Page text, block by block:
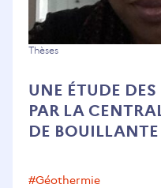
Une
des
fluides
produits
la
UNE ÉTUDE
PAR LA
DE BOUILLANTE
Thèses
#géothermie